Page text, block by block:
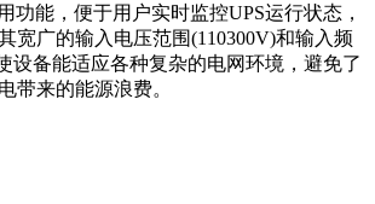
功能，便于用户实时监控UPS运行状态，
宽广的输入电压范围(110300V)和输入频
设备能适应各种复杂的电网环境，避免了
带来的能源浪费。